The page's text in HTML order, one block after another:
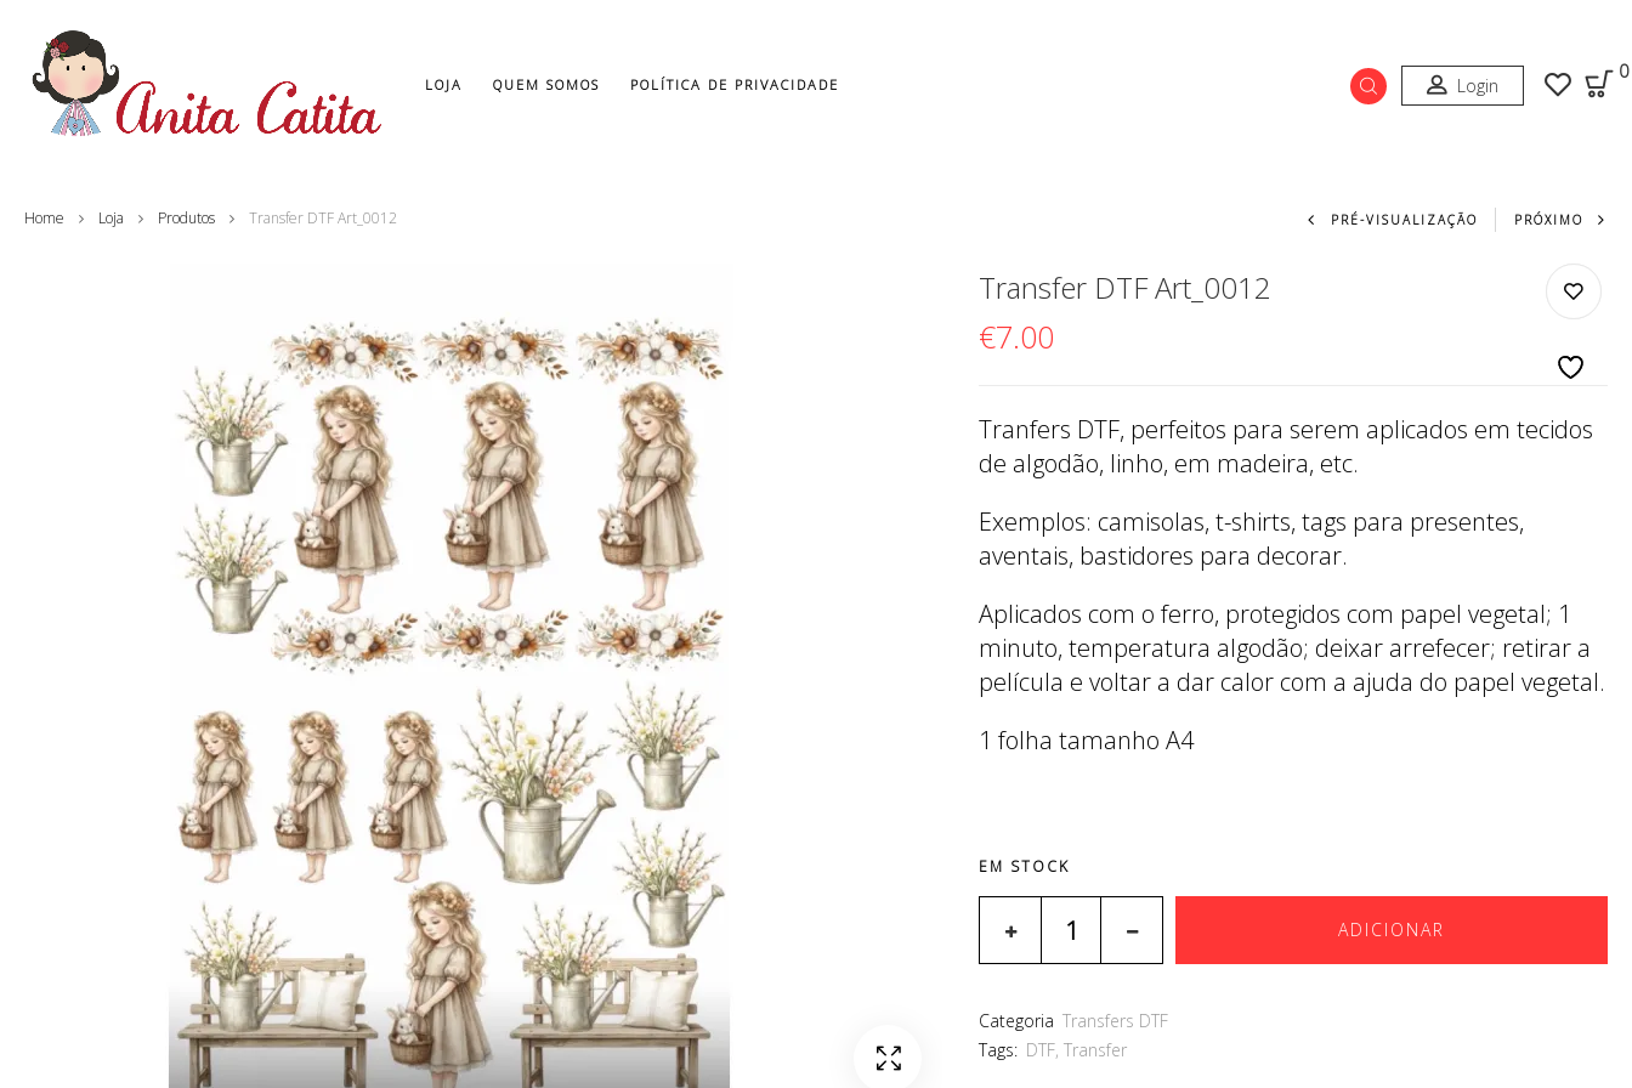
LOJA QUEM SOMOS POLÍTICA DE PRIVACIDADE Login
0
Home Loja Produtos Transfer DTF Art_0012 Navegação do
PRÉ-VISUALIZAÇÃO PRÓXIMO
Transfer DTF Art_0012
€7.00
Tranfers DTF, perfeitos para serem aplicados em tecidos
de algodão, linho, em madeira, etc.
Exemplos: camisolas, t-shirts, tags para presentes,
aventais, bastidores para decorar.
Aplicados com o ferro, protegidos com papel vegetal; 1
minuto, temperatura algodão; deixar arrefecer; retirar a
película e voltar a dar calor com a ajuda do papel vegetal.
1 folha tamanho A4
EM STOCK
ADICIONAR
Categoria Transfers DTF
Tags: DTF,Transfer